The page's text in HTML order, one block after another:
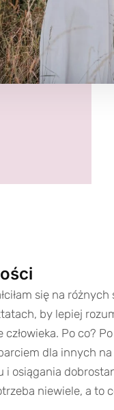
się na
by lepiej
Po co?
dla innych
i osiągania
niewiele, a to